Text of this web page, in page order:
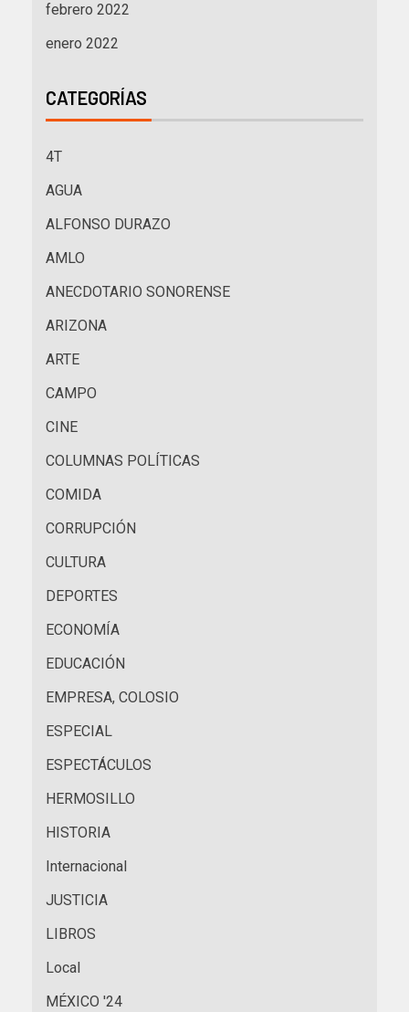
febrero 2022
enero 2022
CATEGORÍAS
4T
AGUA
ALFONSO DURAZO
AMLO
ANECDOTARIO SONORENSE
ARIZONA
ARTE
CAMPO
CINE
COLUMNAS POLÍTICAS
COMIDA
CORRUPCIÓN
CULTURA
DEPORTES
ECONOMÍA
EDUCACIÓN
EMPRESA, COLOSIO
ESPECIAL
ESPECTÁCULOS
HERMOSILLO
HISTORIA
Internacional
JUSTICIA
LIBROS
Local
MÉXICO '24